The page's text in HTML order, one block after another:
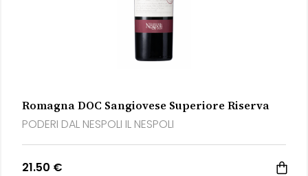
Romagna DOC Sangiovese Superiore Riserva
PODERI DAL NESPOLI IL NESPOLI
21.50 €